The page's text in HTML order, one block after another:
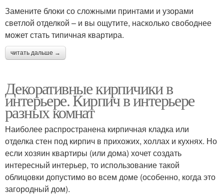
Замените блоки со сложными принтами и узорами
светлой отделкой – и вы ощутите, насколько свободнее
может стать типичная квартира.
читать дальше →
Декоративные кирпичики в
интерьере. Кирпич в интерьере
разных комнат
Наиболее распространена кирпичная кладка или
отделка стен под кирпич в прихожих, холлах и кухнях. Но
если хозяин квартиры (или дома) хочет создать
интересный интерьер, то использование такой
облицовки допустимо во всем доме (особенно, когда это
загородный дом).